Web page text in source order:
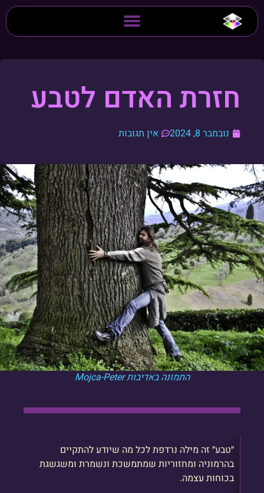
חזרת האדם לטבע
נובמבר 8, 2024 אין תגובות
התמונה באדיבות Mojca-Peter
״טבע״ זה מילה נרדפת לכל מה שיודע להתקיים
בהרמוניה ומחזוריות שמתמשכת ונשמרת ומשגשגת
בכוחות עצמה.